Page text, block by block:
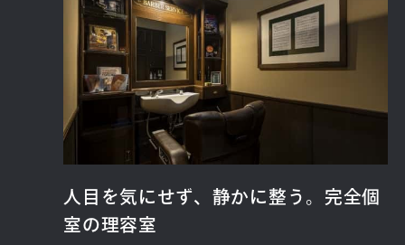
人目を気にせず、静かに整う。完全個
室の理容室